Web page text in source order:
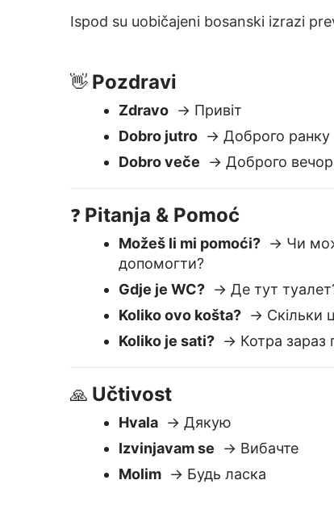
Možeš li mi pomoći?→ Чи
Koliko ovo košta?
Koliko je sati?→ Котра зараз
Učtivost
Izvinjavam se→ Вибачте
Molim→ Будь ласка
Zašto je
Lako za korištenje
Zalijepite tekst — dobijate